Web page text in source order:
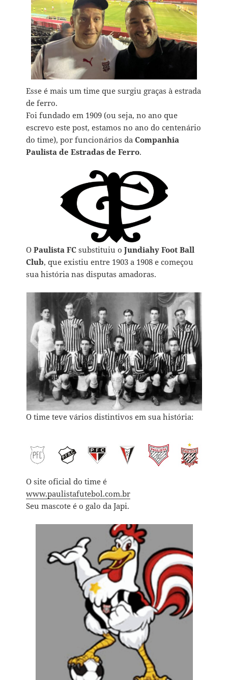
Esse é mais um time que surgiu graças à estrada
de ferro.
Foi fundado em 1909 (ou seja, no ano que
escrevo este post, estamos no ano do centenário
do time), por funcionários daCompanhia
Paulista de Estradas de Ferro.
OPaulista FC substituiu oJundiahy Foot Ball
Club, que existiu entre 1903 a 1908 e começou
sua história nas disputas amadoras.
O time teve vários distintivos em sua história:
O site oficial do time é
www.paulistafutebol.com.br
Seu mascote é o galo da Japi.